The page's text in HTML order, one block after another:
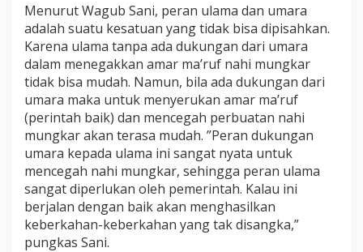
a
h
Menurut Wagub Sani, peran ulama dan umara
adalah suatu kesatuan yang tidak bisa dipisahkan.
Karena ulama tanpa ada dukungan dari umara
dalam menegakkan amar ma’ruf nahi mungkar
tidak bisa mudah. Namun, bila ada dukungan dari
umara maka untuk menyerukan amar ma’ruf
(perintah baik) dan mencegah perbuatan nahi
mungkar akan terasa mudah. ”Peran dukungan
umara kepada ulama ini sangat nyata untuk
mencegah nahi mungkar, sehingga peran ulama
sangat diperlukan oleh pemerintah. Kalau ini
berjalan dengan baik akan menghasilkan
keberkahan-keberkahan yang tak disangka,”
pungkas Sani.